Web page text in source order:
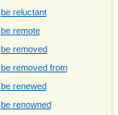
be reluctant
be remote
be removed
be removed from
be renewed
be renowned